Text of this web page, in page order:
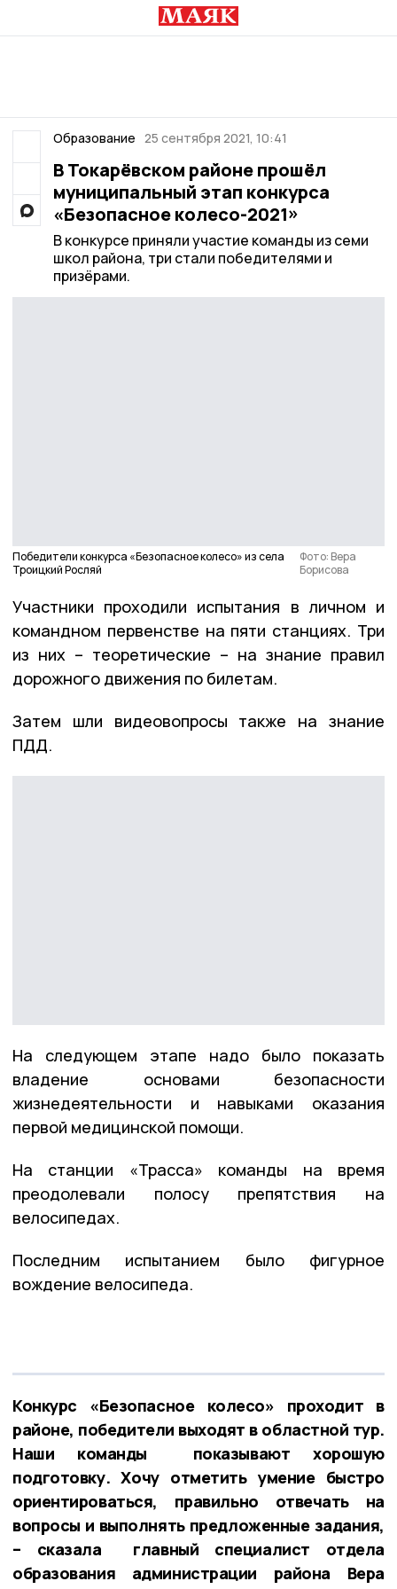
Образование 25 сентября 2021, 10:41
В Токарёвском районе прошёл
муниципальный этап конкурса
«Безопасное колесо-2021»
В конкурсе приняли участие команды из семи
школ района, три стали победителями и
призёрами.
Победители конкурса «Безопасное колесо» из села
Троицкий Росляй
Фото: Вера
Борисова
Участники проходили испытания в личном и
командном первенстве на пяти станциях. Три
из них – теоретические – на знание правил
дорожного движения по билетам.
Затем шли видеовопросы также на знание
ПДД.
На следующем этапе надо было показать
владение основами безопасности
жизнедеятельности и навыками оказания
первой медицинской помощи.
На станции «Трасса» команды на время
преодолевали полосу препятствия на
велосипедах.
Последним испытанием было фигурное
вождение велосипеда.
Конкурс «Безопасное колесо» проходит в
районе, победители выходят в областной тур.
Наши команды показывают хорошую
подготовку. Хочу отметить умение быстро
ориентироваться, правильно отвечать на
вопросы и выполнять предложенные задания,
– сказала главный специалист отдела
образования администрации района Вера